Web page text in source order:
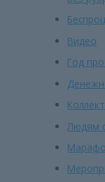
Видео
Год
Людям